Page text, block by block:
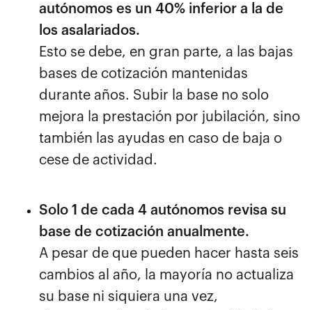
autónomos es un 40% inferior a la de
los asalariados.
Esto se debe, en gran parte, a las bajas
bases de cotización mantenidas
durante años. Subir la base no solo
mejora la prestación por jubilación, sino
también las ayudas en caso de baja o
cese de actividad.
Solo 1 de cada 4 autónomos revisa su
base de cotización anualmente.
A pesar de que pueden hacer hasta seis
cambios al año, la mayoría no actualiza
su base ni siquiera una vez,